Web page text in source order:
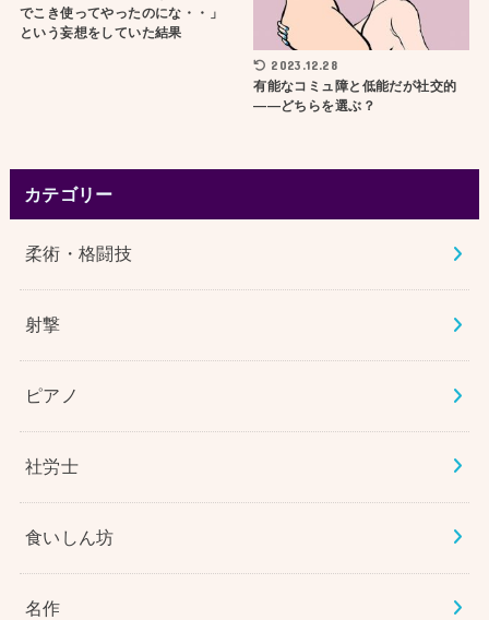
でこき使ってやったのにな・・」
という妄想をしていた結果
2023.12.28
有能なコミュ障と低能だが社交的
——どちらを選ぶ？
カテゴリー
柔術・格闘技
射撃
ピアノ
社労士
食いしん坊
名作